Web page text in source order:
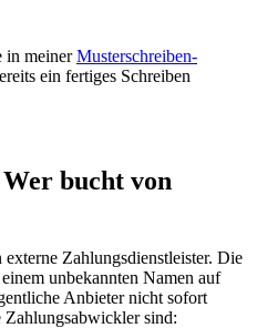
in meiner Musterschreiben-
ein fertiges Schreiben
bucht von
Zahlungsdienstleister. Die
unbekannten Namen auf
Anbieter nicht sofort
sind: